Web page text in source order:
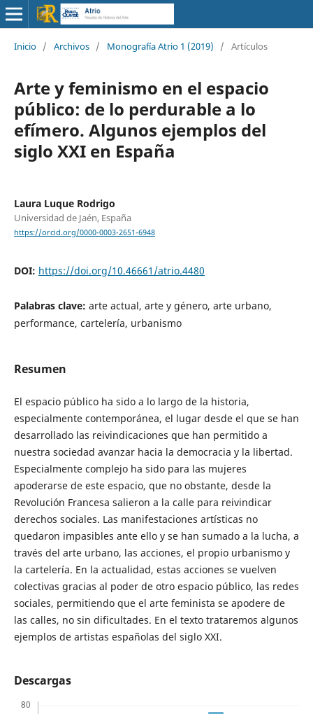
Inicio / Archivos / Monografía Atrio 1 (2019) / Artículos
Arte y feminismo en el espacio
público: de lo perdurable a lo
efímero. Algunos ejemplos del
siglo XXI en España
Laura Luque Rodrigo
Universidad de Jaén, España
https://orcid.org/0000-0003-2651-6948
DOI: https://doi.org/10.46661/atrio.4480
Palabras clave: arte actual, arte y género, arte urbano,
performance, cartelería, urbanismo
Resumen
El espacio público ha sido a lo largo de la historia,
especialmente contemporánea, el lugar desde el que se han
desarrollado las reivindicaciones que han permitido a
nuestra sociedad avanzar hacia la democracia y la libertad.
Especialmente complejo ha sido para las mujeres
apoderarse de este espacio, que no obstante, desde la
Revolución Francesa salieron a la calle para reivindicar
derechos sociales. Las manifestaciones artísticas no
quedaron impasibles ante ello y se han sumado a la lucha, a
través del arte urbano, las acciones, el propio urbanismo y
la cartelería. En la actualidad, estas acciones se vuelven
colectivas gracias al poder de otro espacio público, las redes
sociales, permitiendo que el arte feminista se apodere de
las calles, no sin dificultades. En el texto trataremos algunos
ejemplos de artistas españolas del siglo XXI.
Descargas